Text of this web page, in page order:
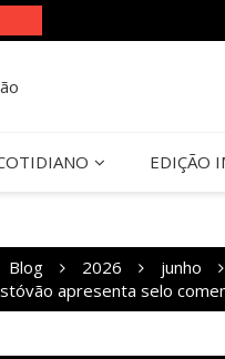
EDIÇÃO
Blog 2026 junho
apresenta selo